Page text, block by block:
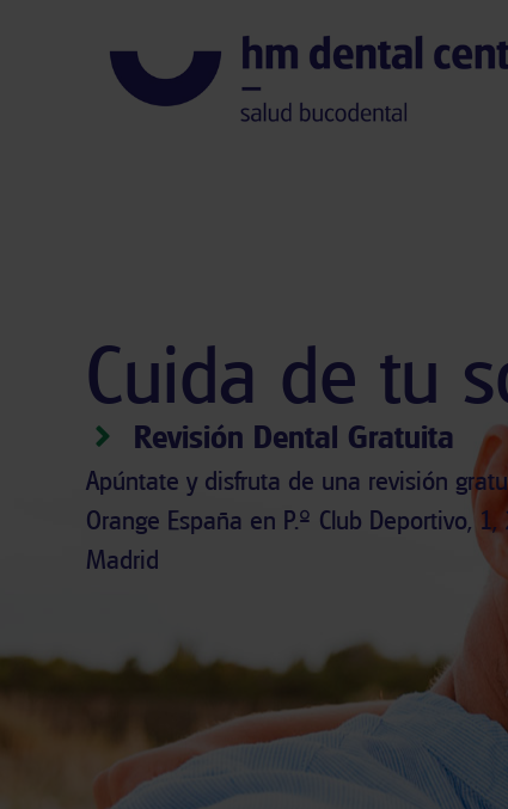
Cuida de tu
Revisión Dental Gratuita
Apúntate y disfruta de una revisión
Orange España en P.º Club Deportivo,
Madrid